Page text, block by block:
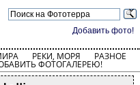
Добавить фото!
РЕКИ, МОРЯ РАЗНОЕ
ФОТОГАЛЕРЕЮ!